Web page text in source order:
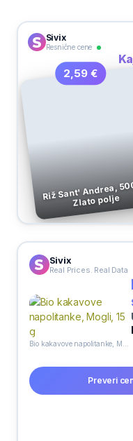
Sivix
Resnične cene
2,59 €
Riž Sant' Andrea,
Zlato polje
Sivix
Real Prices. Real Data
Preveri